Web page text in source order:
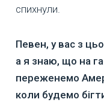
спихнули.
Певен, у вас з
а я знаю, що на
переженемо
коли будемо